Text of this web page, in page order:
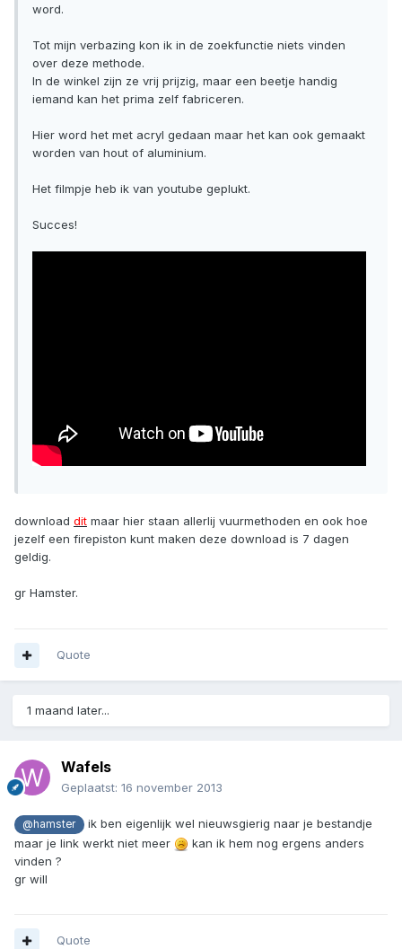
word.
Tot mijn verbazing kon ik in de zoekfunctie niets vinden
over deze methode.
In de winkel zijn ze vrij prijzig, maar een beetje handig
iemand kan het prima zelf fabriceren.
Hier word het met acryl gedaan maar het kan ook gemaakt
worden van hout of aluminium.
Het filmpje heb ik van youtube geplukt.
Succes!
download dit maar hier staan allerlij vuurmethoden en ook hoe
jezelf een firepiston kunt maken deze download is 7 dagen
geldig.
gr Hamster.
Quote
1 maand later...
Wafels
Geplaatst: 16 november 2013
@hamster
ik ben eigenlijk wel nieuwsgierig naar je bestandje
maar je link werkt niet meer
kan ik hem nog ergens anders
vinden ?
gr will
Quote